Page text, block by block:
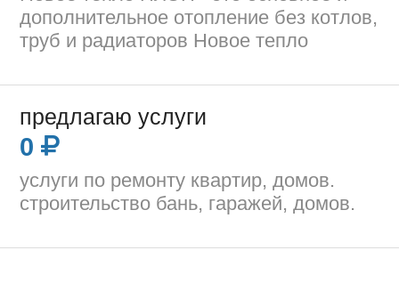
дополнительное отопление без котлов,
труб и радиаторов Новое тепло
предлагаю услуги
0
услуги по ремонту квартир, домов.
строительство бань, гаражей, домов.